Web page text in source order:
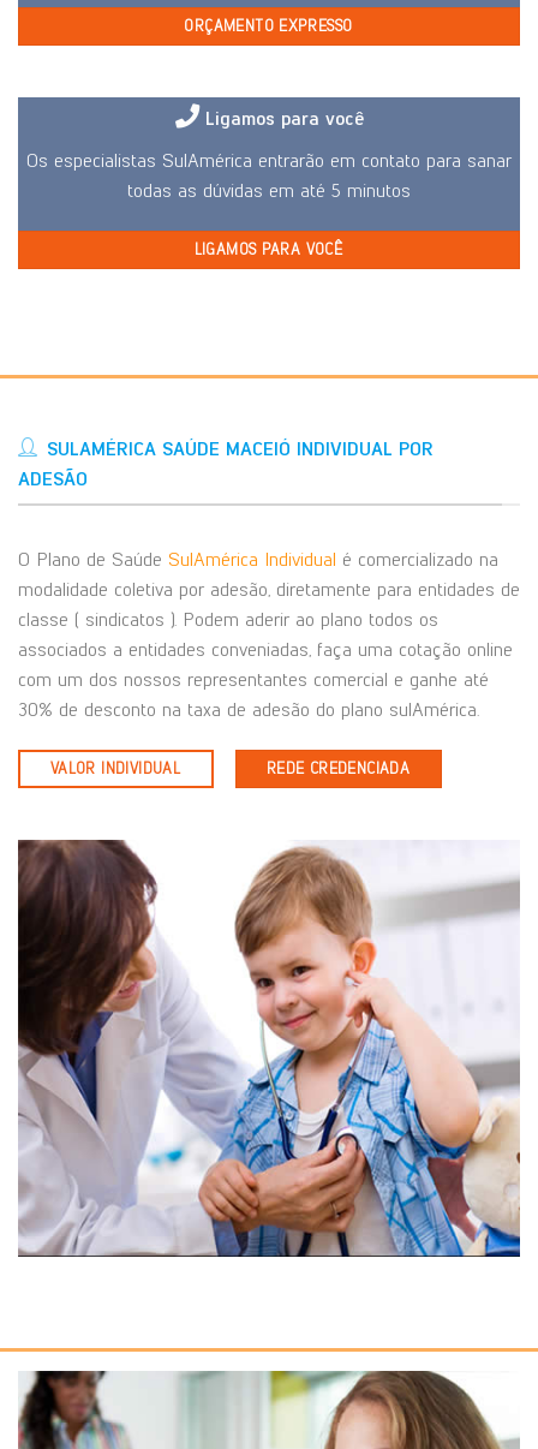
ORÇAMENTO EXPRESSO
Ligamos para você
Os especialistas SulAmérica entrarão em contato para sanar
todas as dúvidas em até 5 minutos
LIGAMOS PARA VOCÊ
SULAMÉRICA SAÚDE MACEIÓ INDIVIDUAL POR
ADESÃO
O Plano de Saúde SulAmérica Individual é comercializado na
modalidade coletiva por adesão, diretamente para entidades de
classe ( sindicatos ). Podem aderir ao plano todos os
associados a entidades conveniadas, faça uma cotação online
com um dos nossos representantes comercial e ganhe até
30% de desconto na taxa de adesão do plano sulAmérica.
VALOR INDIVIDUAL REDE CREDENCIADA